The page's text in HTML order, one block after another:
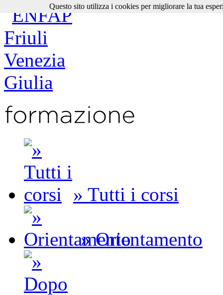
» Tutti i corsi
» Orientamento
Questo sito utilizza i cookies per migliorare la tua